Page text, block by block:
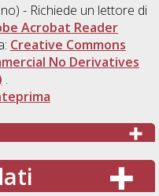
- Richiede un lettore di
Acrobat Reader
Creative Commons
No Derivatives
.